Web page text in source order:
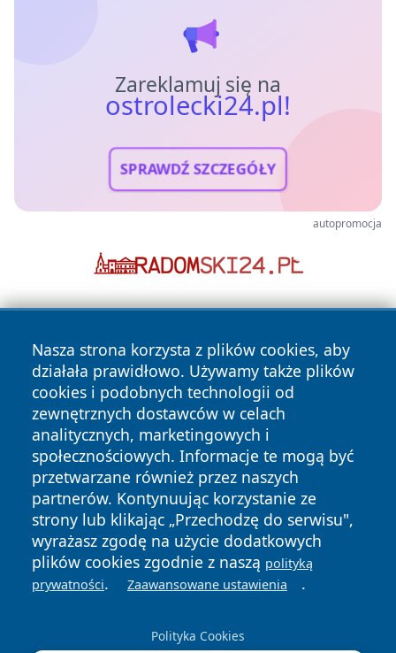
Zareklamuj się na
ostrolecki24.pl!
SPRAWDŹ SZCZEGÓŁY
autopromocja
Nasza strona korzysta z plików cookies, aby
działała prawidłowo. Używamy także plików
cookies i podobnych technologii od
zewnętrznych dostawców w celach
analitycznych, marketingowych i
społecznościowych. Informacje te mogą być
przetwarzane również przez naszych
partnerów. Kontynuując korzystanie ze
strony lub klikając „Przechodzę do serwisu",
wyrażasz zgodę na użycie dodatkowych
plików cookies zgodnie z naszą polityką
prywatności. Zaawansowane ustawienia .
Polityka Cookies
Copyright © 2026 ostrolecki24.pl Wszystkie prawa
zastrzeżone.
News Autorzy
Polityka
Prywatności
Polityka
Cookies